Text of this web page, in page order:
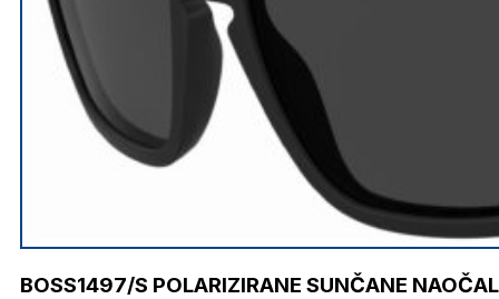
BOSS1497/S POLARIZIRANE SUNČANE